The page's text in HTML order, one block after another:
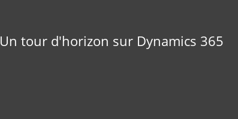
Un tour d'horizon sur Dynamics 365